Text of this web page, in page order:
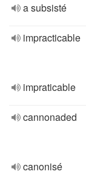
a subsisté
impracticable
impraticable
cannonaded
canonisé